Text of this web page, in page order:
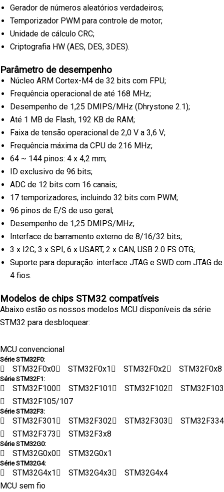
Gerador de números aleatórios verdadeiros;
Temporizador PWM para controle de motor;
Unidade de cálculo CRC;
Criptografia HW (AES, DES, 3DES).
Parâmetro de desempenho
Núcleo ARM Cortex-M4 de 32 bits com FPU;
Frequência operacional de até 168 MHz;
Desempenho de 1,25 DMIPS/MHz (Dhrystone 2.1);
Até 1 MB de Flash, 192 KB de RAM;
Faixa de tensão operacional de 2,0 V a 3,6 V;
Frequência máxima da CPU de 216 MHz;
64 ~ 144 pinos: 4 x 4,2 mm;
ID exclusivo de 96 bits;
ADC de 12 bits com 16 canais;
17 temporizadores, incluindo 32 bits com PWM;
96 pinos de E/S de uso geral;
Desempenho de 1,25 DMIPS/MHz;
Interface de barramento externo de 8/16/32 bits;
3 x I2C, 3 x SPI, 6 x USART, 2 x CAN, USB 2.0 FS OTG;
Suporte para depuração: interface JTAG e SWD com JTAG de
4 fios.
Modelos de chips STM32 compatíveis
Abaixo estão os nossos modelos MCU disponíveis da série
STM32 para desbloquear:
MCU convencional
Série STM32F0:
STM32F0x0 STM32F0x1 STM32F0x2 STM32F0x8
Série STM32F1:
STM32F100 STM32F101 STM32F102
STM32F103
STM32F105/107
Série STM32F3:
STM32F301 STM32F302 STM32F303
STM32F334
STM32F373
STM32F3x8
Série STM32G0:
STM32G0x0 STM32G0x1
Série STM32G4:
STM32G4x1 STM32G4x3
STM32G4x4
MCU sem fio